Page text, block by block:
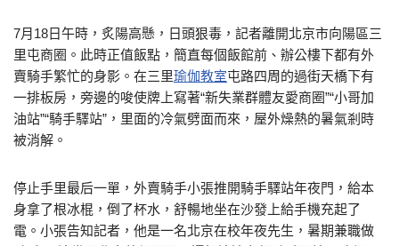
7月18日午時，炙陽高懸，日頭狠毒，記者離開北京市向陽區三
里屯商圈。此時正值飯點，簡直每個飯館前、辦公樓下都有外
賣騎手繁忙的身影。在三里瑜伽教室屯路四周的過街天橋下有
一排板房，旁邊的唆使牌上寫著“新失業群體友愛商圈”“小哥加
油站”“騎手驛站”，里面的冷氣劈面而來，屋外燥熱的暑氣剎時
被消解。
停止手里最后一單，外賣騎手小張推開騎手驛站年夜門，給本
身拿了根冰棍，倒了杯水，舒暢地坐在沙發上給手機充起了
電。小張告知記者，他是一名北京在校年夜先生，暑期兼職做